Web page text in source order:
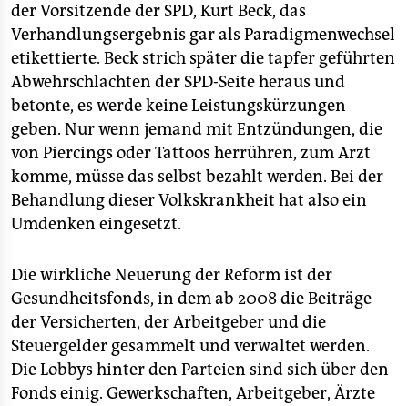
der Vorsitzende der SPD, Kurt Beck, das
Verhandlungsergebnis gar als Paradigmenwechsel
etikettierte. Beck strich später die tapfer geführten
Abwehrschlachten der SPD-Seite heraus und
betonte, es werde keine Leistungskürzungen
geben. Nur wenn jemand mit Entzündungen, die
von Piercings oder Tattoos herrühren, zum Arzt
komme, müsse das selbst bezahlt werden. Bei der
Behandlung dieser Volkskrankheit hat also ein
Umdenken eingesetzt.
Die wirkliche Neuerung der Reform ist der
Gesundheitsfonds, in dem ab 2008 die Beiträge
der Versicherten, der Arbeitgeber und die
Steuergelder gesammelt und verwaltet werden.
Die Lobbys hinter den Parteien sind sich über den
Fonds einig. Gewerkschaften, Arbeitgeber, Ärzte